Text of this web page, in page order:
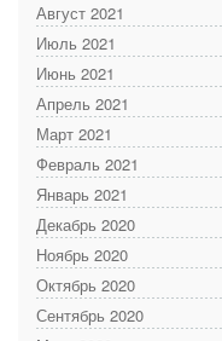
Август 2021
Июль 2021
Июнь 2021
Апрель 2021
Март 2021
Февраль 2021
Январь 2021
Декабрь 2020
Ноябрь 2020
Октябрь 2020
Сентябрь 2020